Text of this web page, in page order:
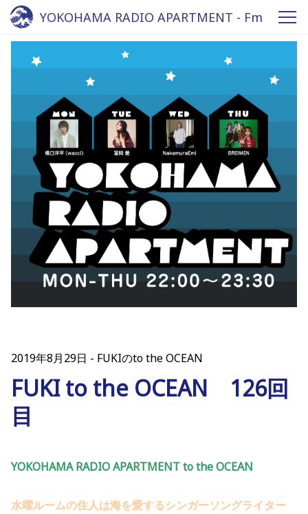
YOKOHAMA RADIO APARTMENT - Fm
yokohama 84.7
2019年8月29日 FUKIのto the OCEAN
FUKI to the OCEAN 126回
目
YOKOHAMA RADIO APARTMENT to the OCEAN
水曜ルームの住人は海を愛するシンガーソングライター